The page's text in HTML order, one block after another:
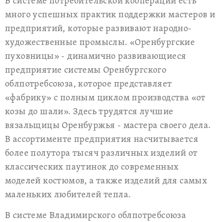
много успешных практик поддержки мастеров и
предприятий, которые развивают народно-
художественные промыслы. «Оренбургские
пуховницы» - динамично развивающиеся
предприятие системы Оренбургского
облпотребсоюза, которое представляет
«фабрику» с полным циклом производства «от
козы до шали». Здесь трудятся лучшие
вязальщицы Оренбуржья - мастера своего дела.
В ассортименте предприятия насчитывается
более полутора тысяч различных изделий от
классических паутинок до современных
моделей костюмов, а также изделий для самых
маленьких любителей тепла.
В системе Владимирского облпотребсоюза